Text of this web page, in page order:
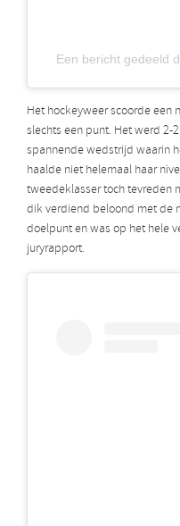
Het hockeyweer scoorde een
slechts een punt. Het werd 2-
spannende wedstrijd waarin
haalde niet helemaal haar
tweedeklasser toch tevreden
dik verdiend beloond met de
doelpunt en was op het hele
juryrapport.